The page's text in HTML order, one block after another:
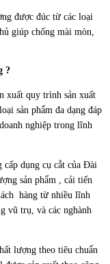
được đúc từ các loại
giúp chống mài mòn,
?
xuất quy trình sản xuất
sản phẩm đa dạng đáp
nghiệp trong lĩnh
dụng cụ cắt của Đài
sản phẩm , cải tiến
hàng từ nhiều lĩnh
vũ trụ, và các nghành
lượng theo tiêu chuẩn